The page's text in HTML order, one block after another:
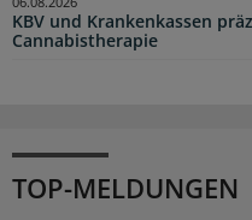
KBV und Krankenkassen
Cannabistherapie
TOP-MELDUNGEN